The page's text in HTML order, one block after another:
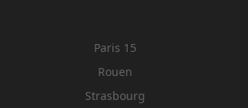
Paris 15
Rouen
Strasbourg